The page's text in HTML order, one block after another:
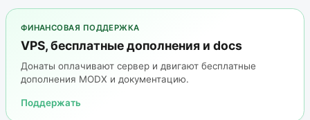
ФИНАНСОВАЯ ПОДДЕРЖКА
VPS, бесплатные дополнения и docs
Донаты оплачивают сервер и двигают бесплатные
дополнения MODX и документацию.
Поддержать